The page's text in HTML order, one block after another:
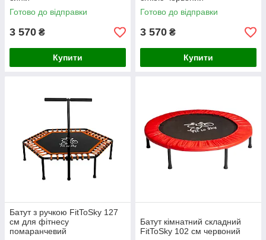
кожен день. Виберіть відповідний батут просто зараз і
почніть весело тренуватися. Подаруйте собі та своїм
близьким незабутні моменти радості й активності з
FitToSky!
Готово до відправки
3 570 ₴
Купити
Готово до відправки
3 570 ₴
Купити
Батут з ручкою FitToSky 127
см для фітнесу
помаранчевий
Батут кімнатний складний
FitToSky 102 см червоний